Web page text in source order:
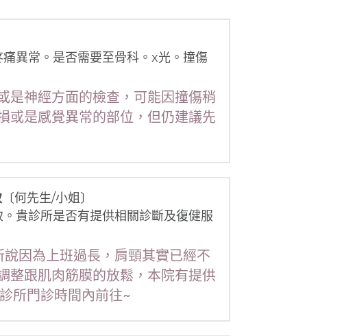
異常。是否需要至骨科。x光。撞傷
神經方面的檢查，可能因撞傷稍
或是感覺異常的部位，但仍建議先
〔何先生/小姐〕
貴診所是否有提供相關診斷及復健服
因為上班過長，肩頸其實已經不
整跟肌肉筋膜的放鬆，本院有提供
所門診時間內前往~